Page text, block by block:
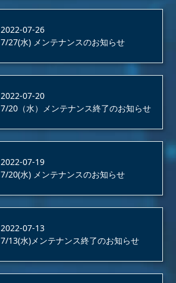
2022-07-26
7/27(水) メンテナンスのお知らせ
2022-07-20
7/20（水）メンテナンス終了のお知らせ
2022-07-19
7/20(水) メンテナンスのお知らせ
2022-07-13
7/13(水)メンテナンス終了のお知らせ